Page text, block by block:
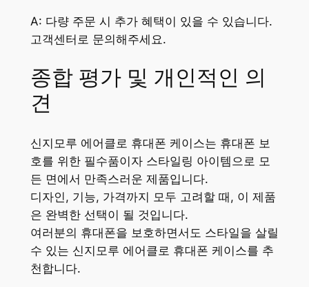
A: 다량 주문 시 추가 혜택이 있을 수 있습니다.
고객센터로 문의해주세요.
종합 평가 및 개인적인 의
견
신지모루 에어클로 휴대폰 케이스는 휴대폰 보
호를 위한 필수품이자 스타일링 아이템으로 모
든 면에서 만족스러운 제품입니다.
디자인, 기능, 가격까지 모두 고려할 때, 이 제품
은 완벽한 선택이 될 것입니다.
여러분의 휴대폰을 보호하면서도 스타일을 살릴
수 있는 신지모루 에어클로 휴대폰 케이스를 추
천합니다.